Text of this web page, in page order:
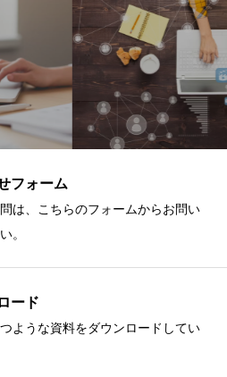
フォーム
は、こちらのフォームからお問い
。
ード
ような資料をダウンロードしてい